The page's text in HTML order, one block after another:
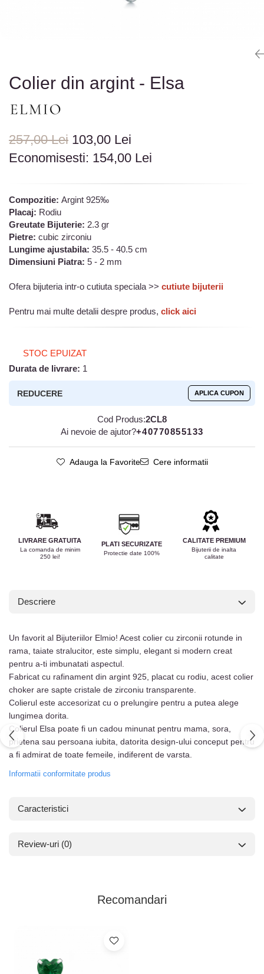
Bratari de Mana
Bratari de Glezna
Bratari cu Pietre
BROSE
VEZI TOATE BIJUTERIILE ELMIO
Colier din argint - Elsa
257,00 Lei 103,00 Lei
Economisesti: 154,00 Lei
Compozitie: Argint 925‰
Placaj: Rodiu
Greutate Bijuterie: 2.3 gr
Pietre: cubic zirconiu
Lungime ajustabila: 35.5 - 40.5 cm
Dimensiuni Piatra: 5 - 2 mm
Ofera bijuteria intr-o cutiuta speciala >> cutiute bijuterii
Pentru mai multe detalii despre produs, click aici
STOC EPUIZAT
Durata de livrare: 1
REDUCERE APLICA CUPON
Cod Produs:2CL8
Ai nevoie de ajutor?+40770855133
Adauga la Favorite Cere informatii
LIVRARE GRATUITA
La comanda de minim
250 lei!
PLATI SECURIZATE
Protectie date 100%
CALITATE PREMIUM
Bijuterii de inalta
calitate
Descriere
Un favorit al Bijuteriilor Elmio! Acest colier cu zirconii rotunde in
rama, taiate stralucitor, este simplu, elegant si modern creat
pentru a-ti imbunatati aspectul.
Fabricat cu rafinament din argint 925, placat cu rodiu, acest colier
choker are sapte cristale de zirconiu transparente.
Colierul este accesorizat cu o prelungire pentru a putea alege
lungimea dorita.
Colierul Elsa poate fi un cadou minunat pentru mama, sora,
prietena sau persoana iubita, datorita design-ului conceput pentru
a fi admirat de toate femeile, indiferent de varsta.
Informatii conformitate produs
Caracteristici
Review-uri (0)
Recomandari